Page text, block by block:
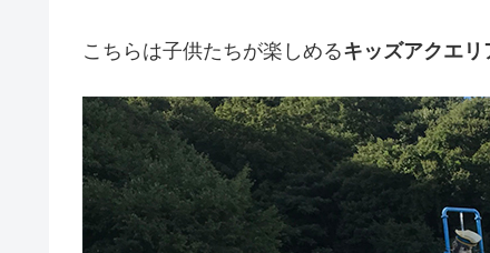
こちらは子供たちが楽しめるキッズアクエリ